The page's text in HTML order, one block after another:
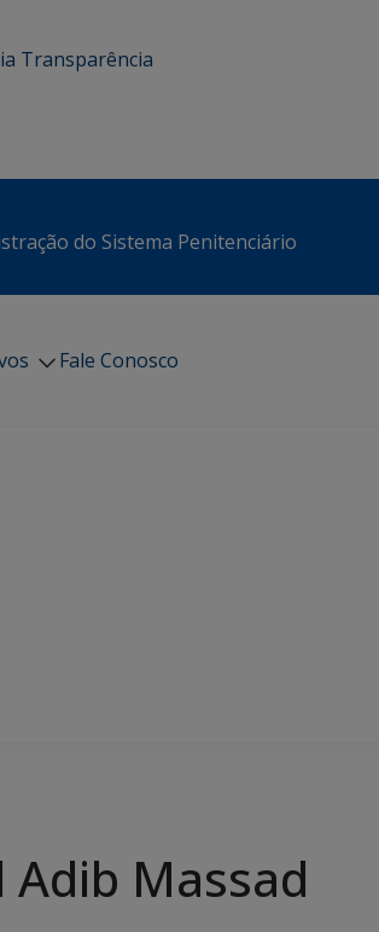
Transparência
do Sistema Penitenciário
Fale Conosco
Massad